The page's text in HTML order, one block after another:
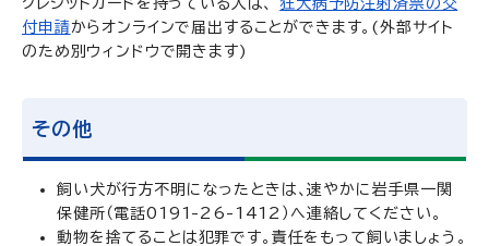
クレジットカードを持っている人は、狂犬病予防注射済票の交
付申請からオンラインで届出することができます。(外部サイト
のため別ウィンドウで開きます)
その他
飼い犬が行方不明になったときは、速やかに岩手県一関
保健所（電話0191-26-1412）へ連絡してください。
動物を捨てることは犯罪です。責任をもって飼いましょう。